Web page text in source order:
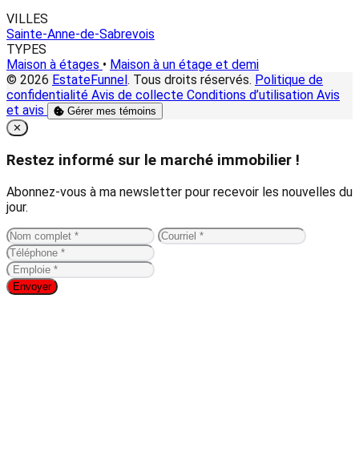
VILLES
Sainte-Anne-de-Sabrevois
TYPES
Maison à étages • Maison à un étage et demi
© 2026 EstateFunnel . Tous droits réservés. Politique de
confidentialité Avis de collecte Conditions d’utilisation Avis
et avis
Gérer mes témoins
Close
✕
Restez informé sur le marché immobilier !
Abonnez-vous à ma newsletter pour recevoir les nouvelles du
jour.
Envoyer